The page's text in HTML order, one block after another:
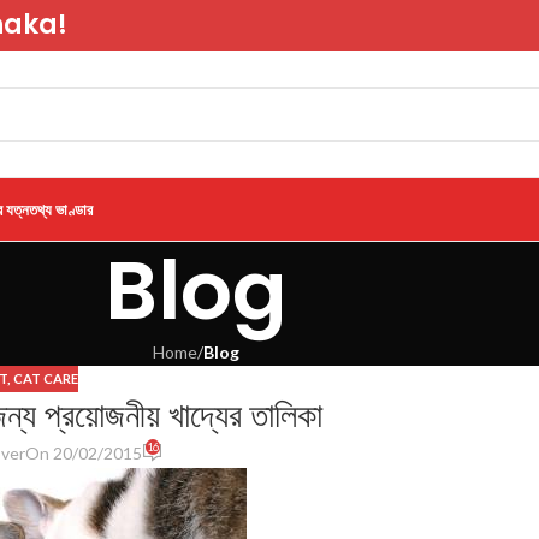
যত্নতথ্য ভাণ্ডার
Blog
Home/Blog
,CAT CARE
প্রয়োজনীয় খাদ্যের তালিকা
On 20/02/2015 16